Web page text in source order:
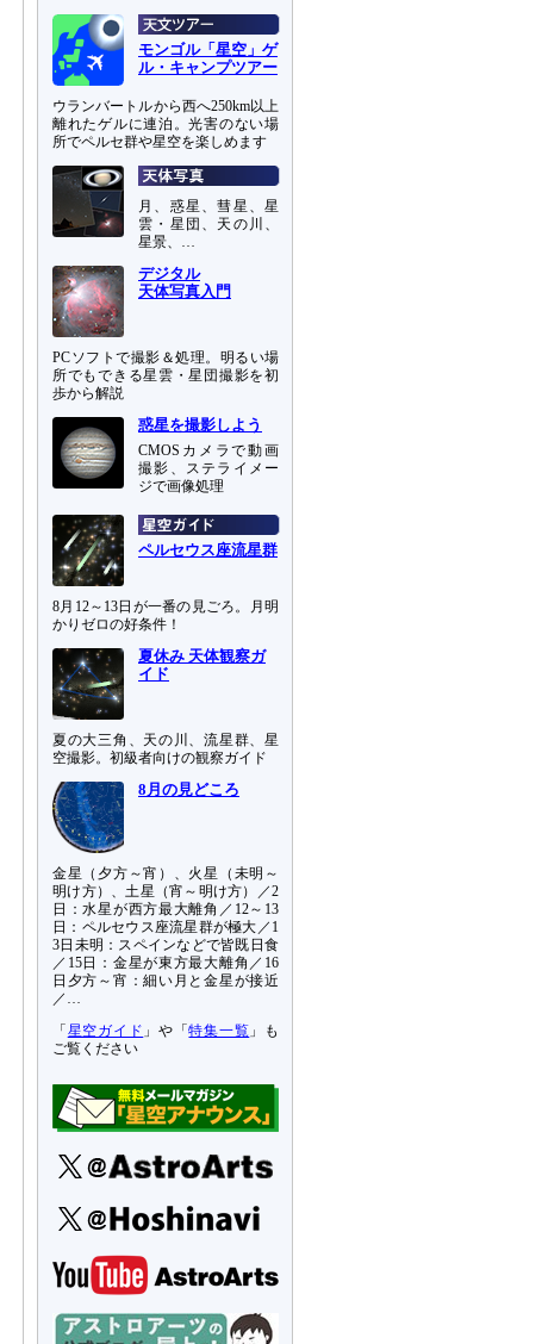
モンゴル「星空」ゲ
ル・キャンプツアー
ウランバートルから西へ250km以上
離れたゲルに連泊。光害のない場
所でペルセ群や星空を楽しめます
月、惑星、彗星、星
雲・星団、天の川、
星景、…
デジタル
天体写真入門
PCソフトで撮影＆処理。明るい場
所でもできる星雲・星団撮影を初
歩から解説
惑星を撮影しよう
CMOSカメラで動画
撮影、ステライメー
ジで画像処理
ペルセウス座流星群
8月12～13日が一番の見ごろ。月明
かりゼロの好条件！
夏休み 天体観察ガ
イド
夏の大三角、天の川、流星群、星
空撮影。初級者向けの観察ガイド
8月の見どころ
金星（夕方～宵）、火星（未明～
明け方）、土星（宵～明け方）／2
日：水星が西方最大離角／12～13
日：ペルセウス座流星群が極大／1
3日未明：スペインなどで皆既日食
／15日：金星が東方最大離角／16
日夕方～宵：細い月と金星が接近
／…
「 星空ガイド 」や「特集一覧 」も
ご覧ください